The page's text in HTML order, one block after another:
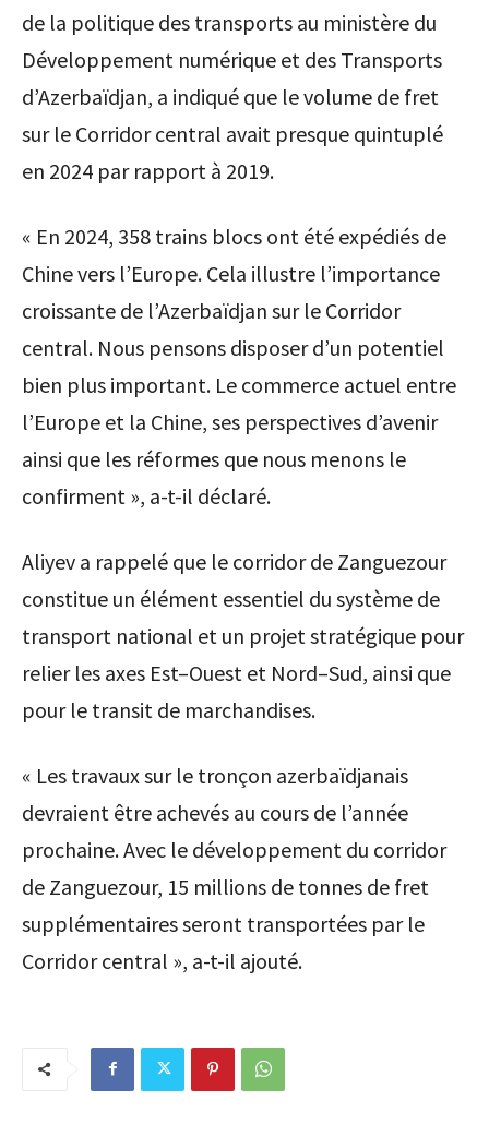
de la politique des transports au ministère du
Développement numérique et des Transports
d’Azerbaïdjan, a indiqué que le volume de fret
sur le Corridor central avait presque quintuplé
en 2024 par rapport à 2019.
« En 2024, 358 trains blocs ont été expédiés de
Chine vers l’Europe. Cela illustre l’importance
croissante de l’Azerbaïdjan sur le Corridor
central. Nous pensons disposer d’un potentiel
bien plus important. Le commerce actuel entre
l’Europe et la Chine, ses perspectives d’avenir
ainsi que les réformes que nous menons le
confirment », a-t-il déclaré.
Aliyev a rappelé que le corridor de Zanguezour
constitue un élément essentiel du système de
transport national et un projet stratégique pour
relier les axes Est–Ouest et Nord–Sud, ainsi que
pour le transit de marchandises.
« Les travaux sur le tronçon azerbaïdjanais
devraient être achevés au cours de l’année
prochaine. Avec le développement du corridor
de Zanguezour, 15 millions de tonnes de fret
supplémentaires seront transportées par le
Corridor central », a-t-il ajouté.